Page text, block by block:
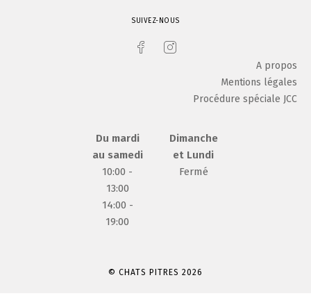
SUIVEZ-NOUS
A propos
Mentions légales
Procédure spéciale JCC
Du mardi
au samedi
10:00 -
13:00
14:00 -
19:00
Dimanche
et Lundi
Fermé
© CHATS PITRES 2026